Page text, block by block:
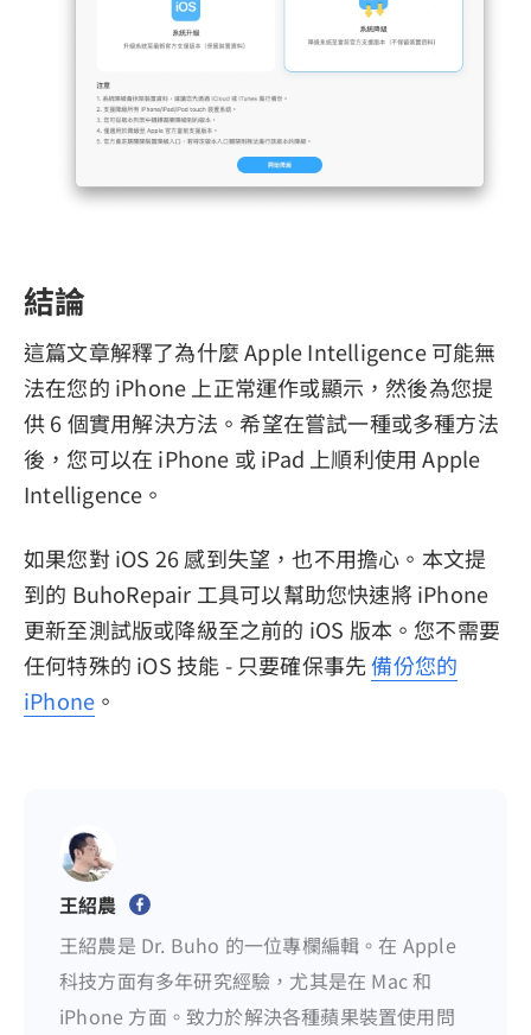
結論
這篇文章解釋了為什麼 Apple Intelligence 可能無
法在您的 iPhone 上正常運作或顯示，然後為您提
供 6 個實用解決方法。希望在嘗試一種或多種方法
後，您可以在 iPhone 或 iPad 上順利使用 Apple
Intelligence。
如果您對 iOS 26 感到失望，也不用擔心。本文提
到的 BuhoRepair 工具可以幫助您快速將 iPhone
更新至測試版或降級至之前的 iOS 版本。您不需要
任何特殊的 iOS 技能 - 只要確保事先備份您的
iPhone 。
王紹農
王紹農是 Dr. Buho 的一位專欄編輯。在 Apple
科技方面有多年研究經驗，尤其是在 Mac 和
iPhone 方面。致力於解決各種蘋果裝置使用問